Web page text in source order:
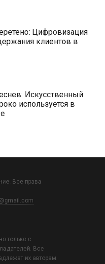
Цифровизация
клиентов в
Искусственный
используется в
Все права
только с
Все
их авторам.